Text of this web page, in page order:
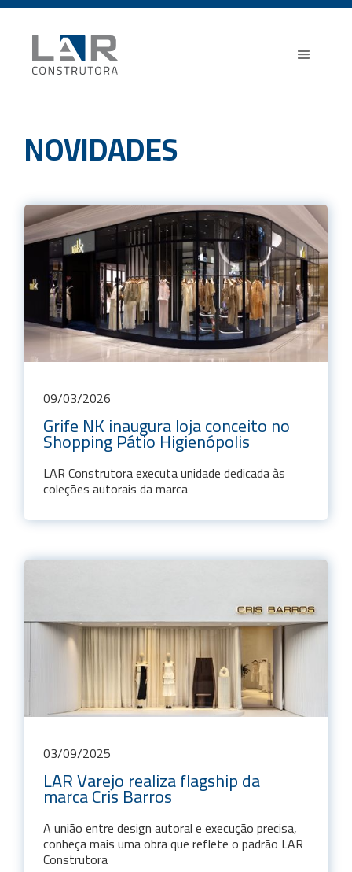
NOVIDADES
09/03/2026
Grife NK inaugura loja conceito no
Shopping Pátio Higienópolis
LAR Construtora executa unidade dedicada às
coleções autorais da marca
03/09/2025
LAR Varejo realiza flagship da
marca Cris Barros
A união entre design autoral e execução precisa,
conheça mais uma obra que reflete o padrão LAR
Construtora